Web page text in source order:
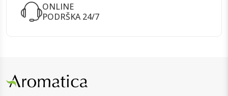
ONLINE
PODRŠKA 24/7